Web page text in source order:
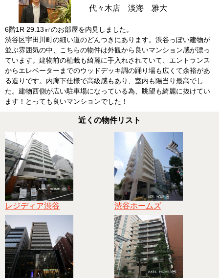
代々木店 淡海 雅大
6階1R 29.13㎡のお部屋を内見しました。
渋谷区宇田川町の細い道のどんつきにあります。渋谷っぽい建物が
並ぶ雰囲気の中、こちらの物件は外観から良いマンション感が漂っ
ています。建物前の植栽も綺麗に手入れされていて、エントランス
からエレベーターまでのウッドデッキ調の踊り場も広くて余裕があ
る造りです。内廊下仕様で高級感もあり、室内も陽当り最高でし
た。建物西側が広い駐車場になっている為、眺望も綺麗に抜けてい
ます！とっても良いマンションでした！
近くの物件リスト
レジディア渋谷 渋谷ホームズ